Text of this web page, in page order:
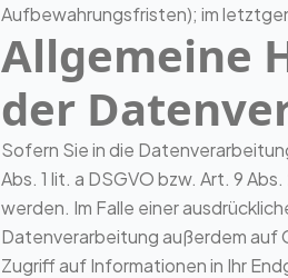
Aufbewahrungsfristen); im
Allgemeine
der
Sofern Sie in die
Abs. 1 lit. a DSGVO bzw. Art. 9
werden. Im Falle einer
Datenverarbeitung außerdem auf
Zugriff auf Informationen in Ihr